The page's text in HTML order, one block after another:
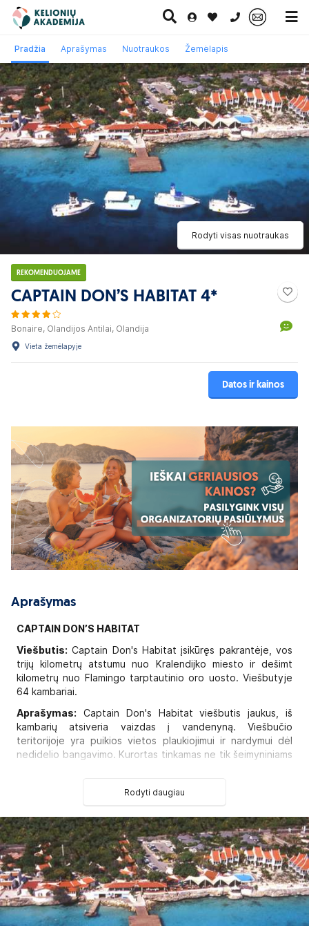
0 700 11007
Paskutinė
minutė
Pažintinės
kelionės
Egzotinės
kelionės
Kruizai
Rodyti visas nuotraukas
REKOMENDUOJAME
CAPTAIN DON’S HABITAT 4*
Bonaire, Olandijos Antilai, Olandija
Vieta žemėlapyje
Datos ir kainos
Pradžia Aprašymas Nuotraukos Žemėlapis
Aprašymas
CAPTAIN DON’S HABITAT
Viešbutis: Captain Don's Habitat įsikūręs pakrantėje, vos
trijų kilometrų atstumu nuo Kralendijko miesto ir dešimt
kilometrų nuo Flamingo tarptautinio oro uosto. Viešbutyje
64 kambariai.
Aprašymas: Captain Don's Habitat viešbutis jaukus, iš
kambarių atsiveria vaizdas į vandenyną. Viešbučio
teritorijoje yra puikios vietos plaukiojimui ir nardymui dėl
nedidelio bangavimo. Kurortas tinkamas ne tik šeimyniniams
svečiams. Siūlomos įvairios pramogos, pradedant buriavimu
Tel.:599-717-8290, faksas:599-717-8240.
Internetinė svetainė: www.habitatbonaire.com
Kambariuose:
Oro kondicionierius
AM/FM žadintuvas
Rodyti daugiau